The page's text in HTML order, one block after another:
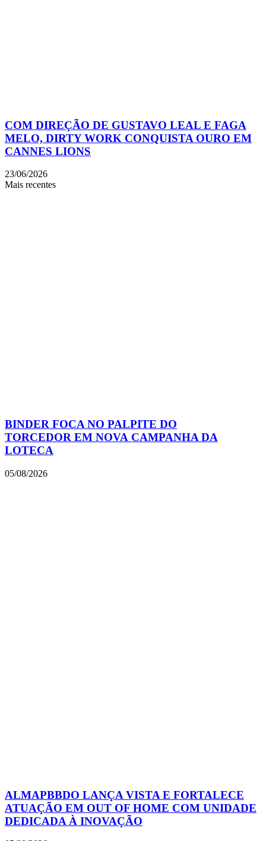
COM DIREÇÃO DE GUSTAVO LEAL E FAGA
MELO, DIRTY WORK CONQUISTA OURO EM
CANNES LIONS
23/06/2026
Mais recentes
BINDER FOCA NO PALPITE DO
TORCEDOR EM NOVA CAMPANHA DA
LOTECA
05/08/2026
ALMAPBBDO LANÇA VISTA E FORTALECE
ATUAÇÃO EM OUT OF HOME COM UNIDADE
DEDICADA À INOVAÇÃO